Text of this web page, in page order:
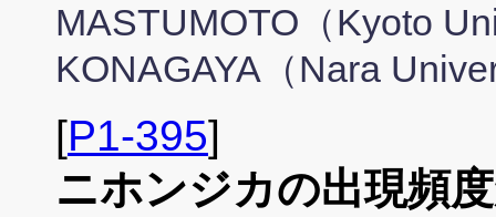
MASTUMOTO（Kyoto
KONAGAYA（Nara
[P1-395]
ニホンジカの出現頻